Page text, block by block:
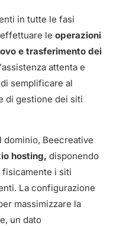
in tutte le fasi
le operazioni
e trasferimento dei
attenta e
semplificare al
di gestione dei siti
dominio, Beecreative
hosting, disponendo
i siti
La configurazione
massimizzare la
un dato